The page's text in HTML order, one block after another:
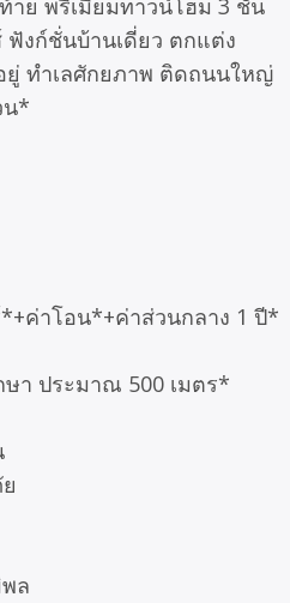
งก์ชั่นบ้านเดี่ยว ตกแต่ง
ยู่ ทำเลศักยภาพ ติดถนนใหญ่
น*
ค่าโอน*+ค่าส่วนกลาง 1 ปี*
ษา ประมาณ 500 เมตร*
ล